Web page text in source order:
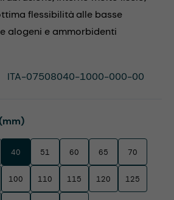
flessibilità alle basse
alogeni e ammorbidenti
40 51 60 65 70
100 110 115 120 125
ITA-07508040-1000-000-00